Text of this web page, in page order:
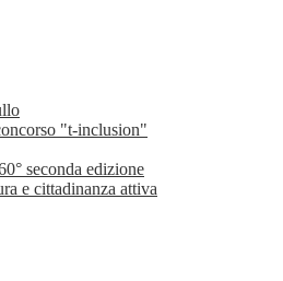
"t-inclusion"
seconda edizione
e cittadinanza attiva